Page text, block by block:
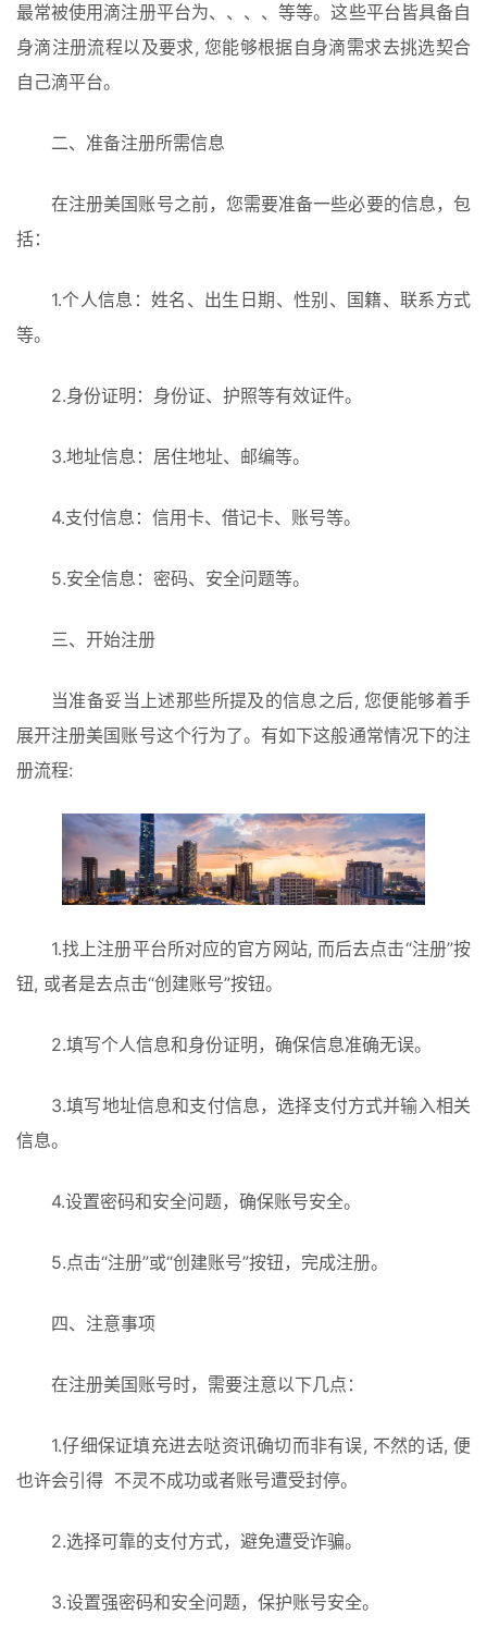
最常被使用滴注册平台为、、、、等等。这些平台皆具备自
身滴注册流程以及要求, 您能够根据自身滴需求去挑选契合
自己滴平台。
二、准备注册所需信息
在注册美国账号之前，您需要准备一些必要的信息，包
括：
1.个人信息：姓名、出生日期、性别、国籍、联系方式
等。
2.身份证明：身份证、护照等有效证件。
3.地址信息：居住地址、邮编等。
4.支付信息：信用卡、借记卡、账号等。
5.安全信息：密码、安全问题等。
三、开始注册
当准备妥当上述那些所提及的信息之后, 您便能够着手
展开注册美国账号这个行为了。有如下这般通常情况下的注
册流程:
1.找上注册平台所对应的官方网站, 而后去点击“注册”按
钮, 或者是去点击“创建账号”按钮。
2.填写个人信息和身份证明，确保信息准确无误。
3.填写地址信息和支付信息，选择支付方式并输入相关
信息。
4.设置密码和安全问题，确保账号安全。
5.点击“注册”或“创建账号”按钮，完成注册。
四、注意事项
在注册美国账号时，需要注意以下几点：
1.仔细保证填充进去哒资讯确切而非有误, 不然的话, 便
也许会引得  不灵不成功或者账号遭受封停。
2.选择可靠的支付方式，避免遭受诈骗。
3.设置强密码和安全问题，保护账号安全。